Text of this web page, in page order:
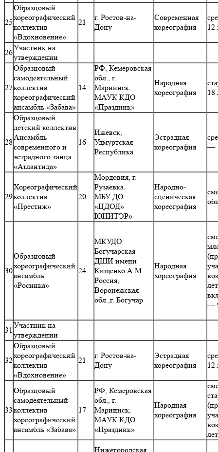
25
Образцовый
хореографический
коллектив
«Вдохновение»
21
г. Ростов-на-
Дону
Современная
хореография
12
26
Участник на
утверждении
27
Образцовый
самодеятельный
коллектив
хореографический
ансамбль «Забава»
14
РФ, Кемеровская
обл., г.
Мариинск,
МАУК КДО
«Праздник»
Народная
хореография
18
28
Образцовый
детский коллектив
Ансамбль
современного и
эстрадного танца
«Атлантида»
16
Ижевск,
Удмуртская
Республика
Эстрадная
хореография
—
29
Хореографический
коллектив
«Престиж»
20
Мордовия, г.
Рузаевка.
МБУ ДО
«ЦДОД»
ЮНИТЭР»
Народно-
сценическая
хореография
30
Образцовый
хореографический
ансамбль
«Росинка»
24
МКУДО
Богучарская
ДШИ имени
Кищенко А.М.
Россия,
Воронежская
обл.,г. Богучар
Народная
хореография
лет
—
31
Участник на
утверждении
32
Образцовый
хореографический
коллектив
«Вдохновение»
21
г. Ростов-на-
Дону
Эстрадная
хореография
12
33
Образцовый
самодеятельный
коллектив
хореографический
ансамбль «Забава»
17
РФ, Кемеровская
обл., г.
Мариинск,
МАУК КДО
«Праздник»
Народная
хореография
Нижегородская